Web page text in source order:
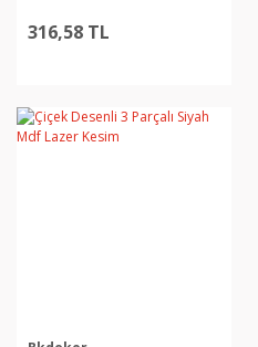
316,58 TL